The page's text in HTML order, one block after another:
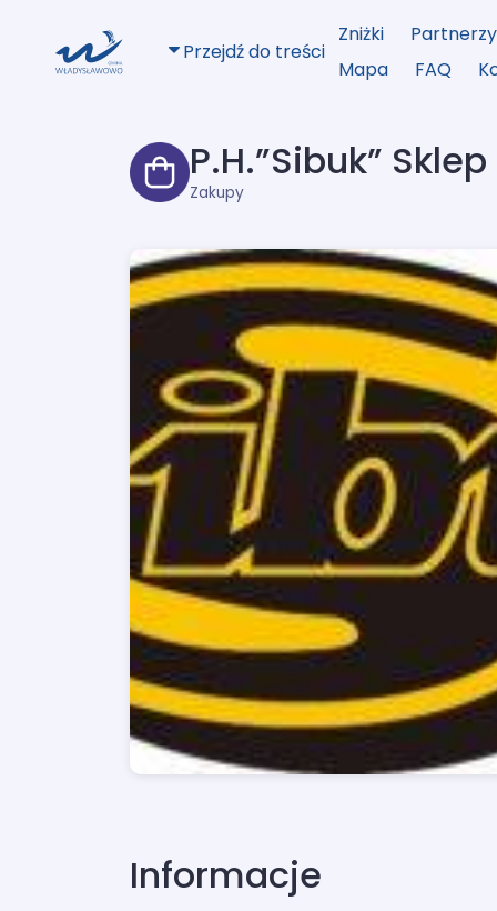
Przejdź do treści
Zniżki
Partnerzy
Mapa
FAQ
P.H.”Sibuk” Sklep
Zakupy
Informacje